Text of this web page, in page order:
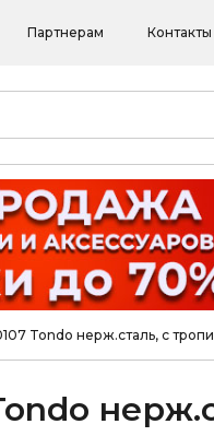
Партнерам Контакты
Tondo нерж.сталь, с